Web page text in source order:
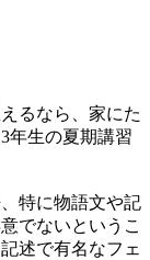
るなら、家にた
年生の夏期講習
特に物語文や記
でないというこ
述で有名なフェ